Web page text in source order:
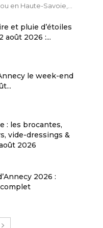
en Haute-Savoie,...
et pluie d’étoiles
août 2026 :...
le week-end
: les brocantes,
vide-dressings &
2026
2026 :